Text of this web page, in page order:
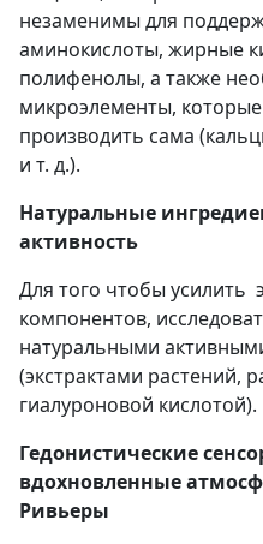
незаменимы для
аминокислоты, жирные
полифенолы, а также
микроэлементы,
производить сама
и т. д.).
Натуральные
активность
Для того чтобы усилить
компонентов,
натуральными
(экстрактами растений,
гиалуроновой кислотой).
Гедонистические
вдохновленные
Ривьеры